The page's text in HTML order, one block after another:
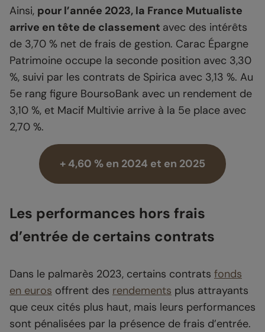
Ainsi, pour l’année 2023, la France Mutualiste
arrive en tête de classement avec des intérêts
de 3,70 % net de frais de gestion. Carac Épargne
Patrimoine occupe la seconde position avec 3,30
%, suivi par les contrats de Spirica avec 3,13 %. Au
5e rang figure BoursoBank avec un rendement de
3,10 %, et Macif Multivie arrive à la 5e place avec
2,70 %.
+ 4,60 % en 2024 et en 2025
Les performances hors frais
d’entrée de certains contrats
Dans le palmarès 2023, certains contrats fonds
en euros offrent des rendements plus attrayants
que ceux cités plus haut, mais leurs performances
sont pénalisées par la présence de frais d’entrée.